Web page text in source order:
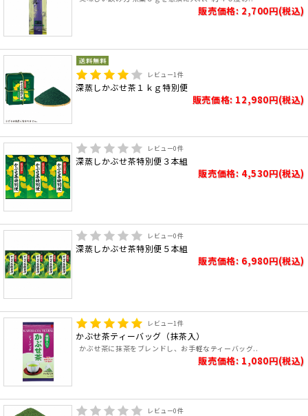
販売価格: 2,700円(税込)
レビュー1件
深蒸しかぶせ茶１ｋｇ特別便
販売価格: 12,980円(税込)
レビュー0件
深蒸しかぶせ茶特別便３本組
販売価格: 4,530円(税込)
レビュー0件
深蒸しかぶせ茶特別便５本組
販売価格: 6,980円(税込)
レビュー1件
かぶせ茶ティーバッグ（抹茶入）
かぶせ茶に抹茶をブレンドし、お手軽なティーバッグ..
販売価格: 1,080円(税込)
レビュー0件